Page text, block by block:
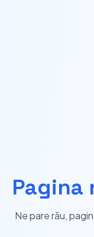
Pagina
Ne pare rău,